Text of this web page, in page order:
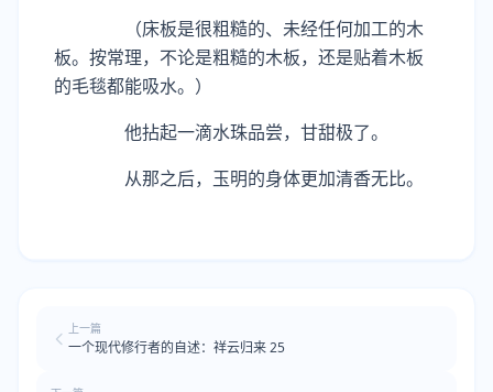
（床板是很粗糙的、未经任何加工的木
板。按常理，不论是粗糙的木板，还是贴着木板
的毛毯都能吸水。）
他拈起一滴水珠品尝，甘甜极了。
从那之后，玉明的身体更加清香无比。
上一篇
一个现代修行者的自述：祥云归来 25